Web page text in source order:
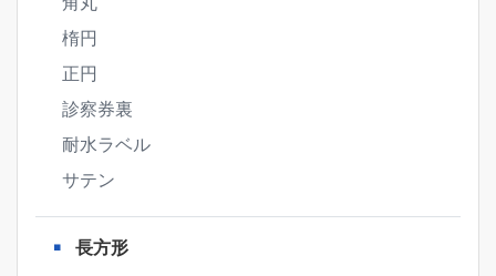
楕円
正円
診察券裏
耐水ラベル
サテン
長方形